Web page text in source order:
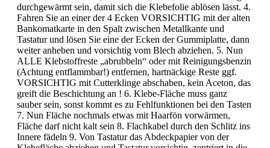
durchgewärmt sein, damit sich die Klebefolie ablösen lässt. 4.
Fahren Sie an einer der 4 Ecken VORSICHTIG mit der alten
Bankomatkarte in den Spalt zwischen Metallkante und
Tastatur und lösen Sie eine der Ecken der Gummiplatte, dann
weiter anheben und vorsichtig vom Blech abziehen. 5. Nun
ALLE Klebstoffreste „abrubbeln“ oder mit Reinigungsbenzin
(Achtung entflammbar!) entfernen, hartnäckige Reste ggf.
VORSICHTIG mit Cutterklinge abschaben, kein Aceton, das
greift die Beschichtung an ! 6. Klebe-Fläche muss ganz
sauber sein, sonst kommt es zu Fehlfunktionen bei den Tasten
7. Nun Fläche nochmals etwas mit Haarfön vorwärmen,
Fläche darf nicht kalt sein 8. Flachkabel durch den Schlitz ins
Innere fädeln 9. Von Tastatur das Abdeckpapier von der